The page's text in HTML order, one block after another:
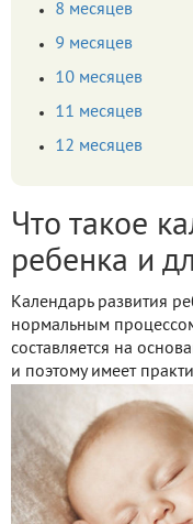
8 месяцев
9 месяцев
10 месяцев
11 месяцев
12 месяцев
Что такое
ребенка и
Календарь развития
нормальным
составляется на
и поэтому имеет